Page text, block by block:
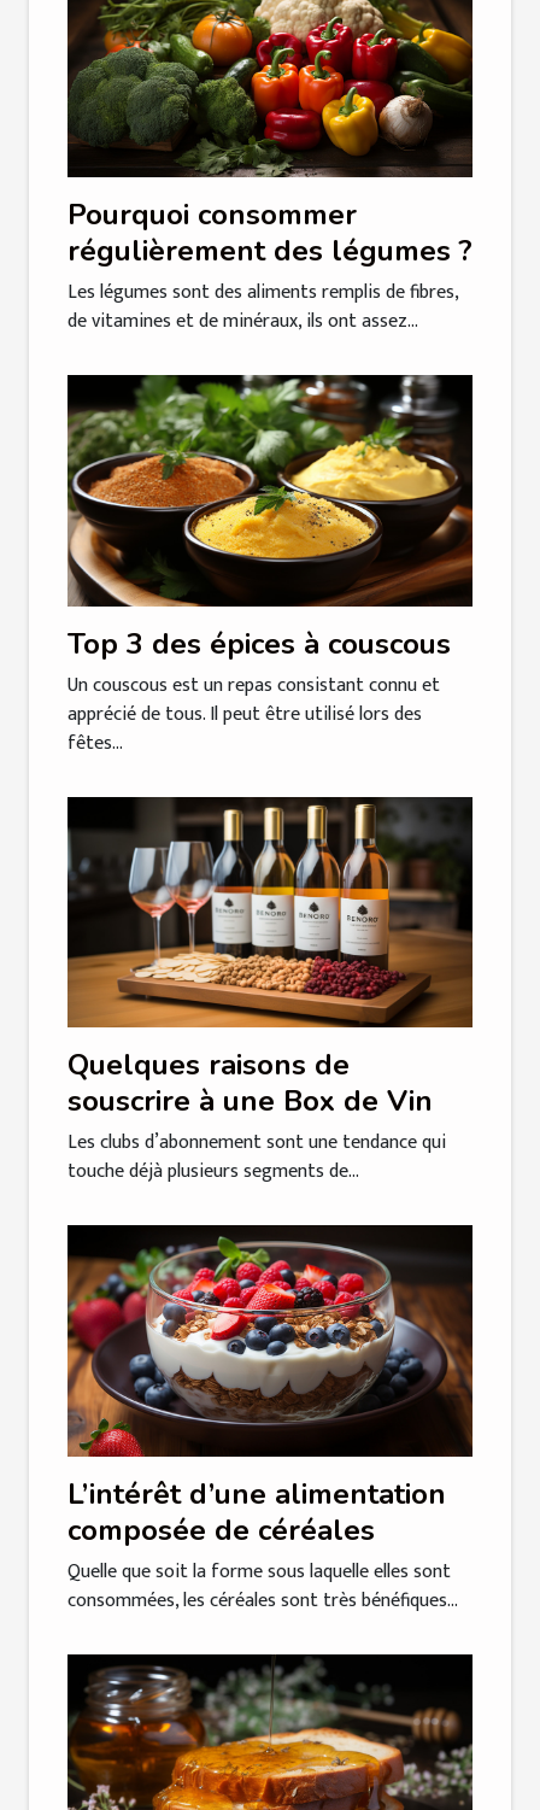
Pourquoi consommer
régulièrement des légumes ?
Les légumes sont des aliments remplis de fibres,
de vitamines et de minéraux, ils ont assez...
Top 3 des épices à couscous
Un couscous est un repas consistant connu et
apprécié de tous. Il peut être utilisé lors des
fêtes...
Quelques raisons de
souscrire à une Box de Vin
Les clubs d’abonnement sont une tendance qui
touche déjà plusieurs segments de...
L’intérêt d’une alimentation
composée de céréales
Quelle que soit la forme sous laquelle elles sont
consommées, les céréales sont très bénéfiques...